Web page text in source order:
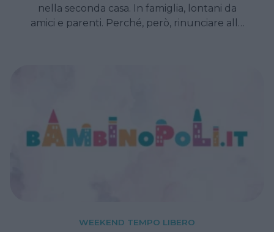
nella seconda casa. In famiglia, lontani da
amici e parenti. Perché, però, rinunciare alla
WEEKEND TEMPO LIBERO